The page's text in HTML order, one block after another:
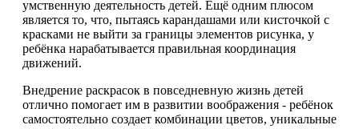
умственную деятельность детей. Ещё одним плюсом
является то, что, пытаясь карандашами или кисточкой с
красками не выйти за границы элементов рисунка, у
ребёнка нарабатывается правильная координация
движений.
Внедрение раскрасок в повседневную жизнь детей
отлично помогает им в развитии воображения - ребёнок
самостоятельно создает комбинации цветов, уникальные